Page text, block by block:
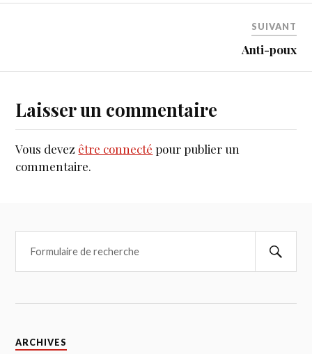
SUIVANT
Anti-poux
Laisser un commentaire
Vous devez être connecté pour publier un
commentaire.
ARCHIVES